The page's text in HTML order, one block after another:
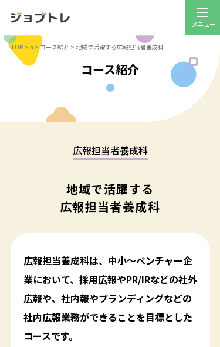
TOP > a >コース紹介> 地域で活躍する広報担当者養成科
コース紹介
広報担当者養成科
地域で活躍する
広報担当者養成科
広報担当養成科は、中小〜ベンチャー企
業において、採用広報やPR/IRなどの社外
広報や、社内報やブランディングなどの
社内広報業務ができることを目標とした
コースです。